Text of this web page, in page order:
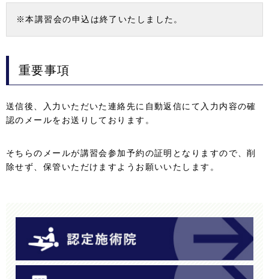
※本講習会の申込は終了いたしました。
重要事項
送信後、入力いただいた連絡先に自動返信にて入力内容の確
認のメールをお送りしております。
そちらのメールが講習会参加予約の証明となりますので、削
除せず、保管いただけますようお願いいたします。